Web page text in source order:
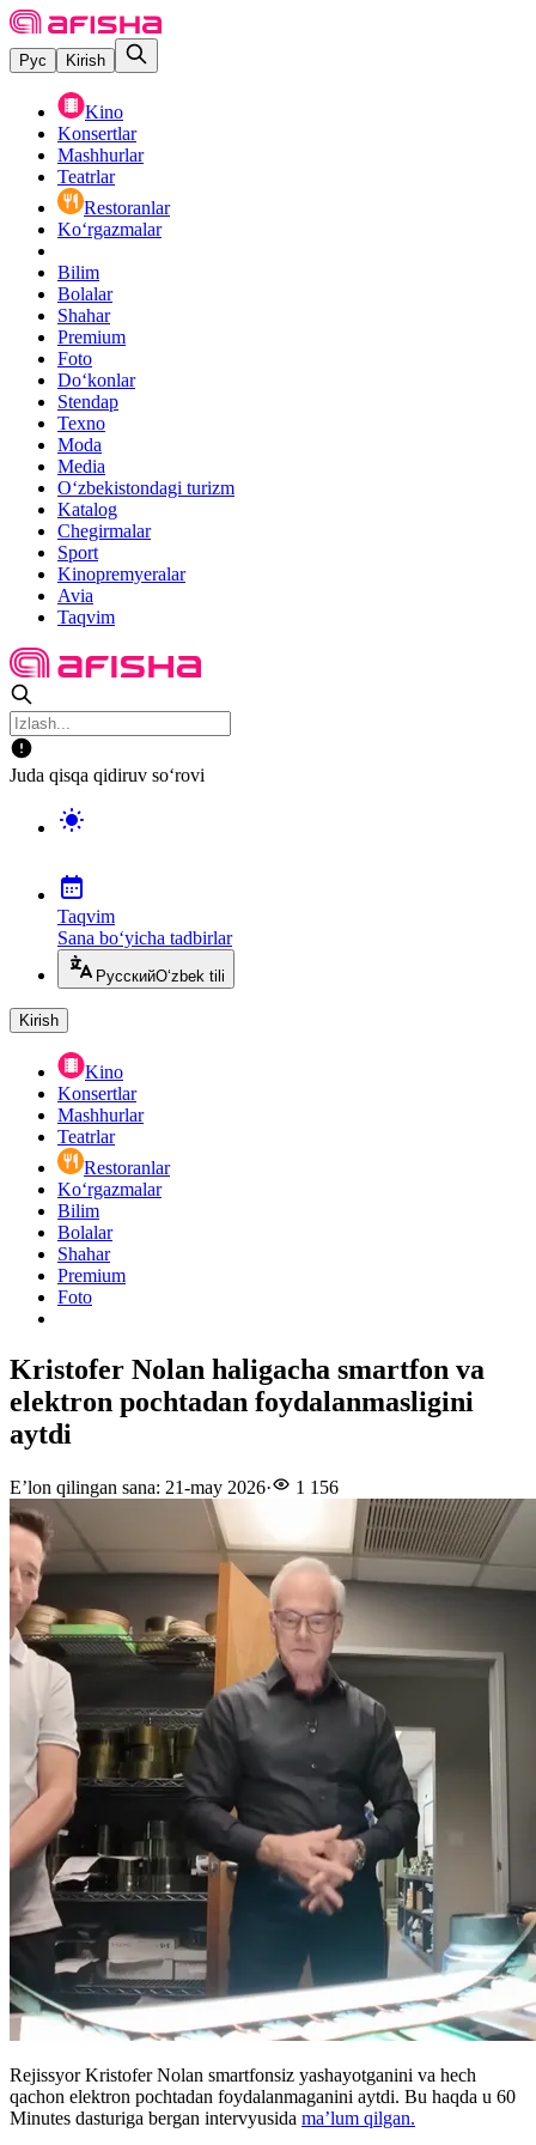
Рус Kirish
Kino
Konsertlar
Mashhurlar
Teatrlar
Restoranlar
Ko‘rgazmalar
Bilim
Bolalar
Shahar
Premium
Foto
Do‘konlar
Stendap
Texno
Moda
Media
O‘zbekistondagi turizm
Katalog
Chegirmalar
Sport
Kinopremyeralar
Avia
Taqvim
Juda qisqa qidiruv so‘rovi
Taqvim
Sana bo‘yicha tadbirlar
РусскийO‘zbek tili
Kirish
Kino
Konsertlar
Mashhurlar
Teatrlar
Restoranlar
Ko‘rgazmalar
Bilim
Bolalar
Shahar
Premium
Foto
Kristofer Nolan haligacha smartfon va
elektron pochtadan foydalanmasligini
aytdi
E’lon qilingan sana: 21-may 2026· 1 156
Rejissyor Kristofer Nolan smartfonsiz yashayotganini va hech
qachon elektron pochtadan foydalanmaganini aytdi. Bu haqda u 60
Minutes dasturiga bergan intervyusida ma’lum qilgan.